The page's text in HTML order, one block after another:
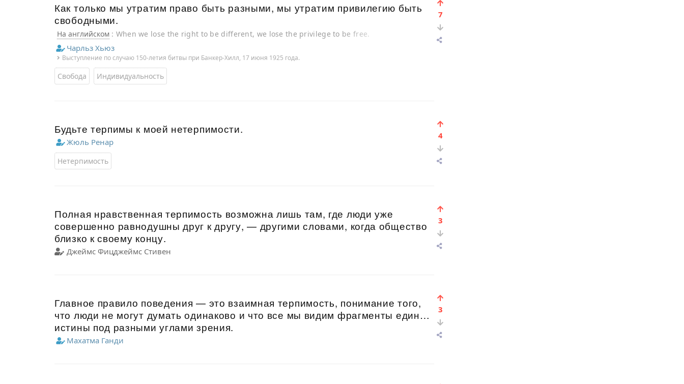
Как только мы утратим право быть разными, мы утратим привилегию быть
свободными.
На английском : When we lose the right to be different, we lose the privilege to be free.
Чарльз Хьюз
Выступление по случаю 150-летия битвы при Банкер-Хилл, 17 июня 1925 года.
Свобода Индивидуальность
7
Будьте терпимы к моей нетерпимости.
Жюль Ренар
Нетерпимость
4
Полная нравственная терпимость возможна лишь там, где люди уже
совершенно равнодушны друг к другу, — другими словами, когда общество
близко к своему концу.
Джеймс Фицджеймс Стивен
3
Главное правило поведения — это взаимная терпимость, понимание того,
что люди не могут думать одинаково и что все мы видим фрагменты единой
истины под разными углами зрения.
Махатма Ганди
3